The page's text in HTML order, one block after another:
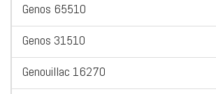
Genos 65510
Genos 31510
Genouillac 16270